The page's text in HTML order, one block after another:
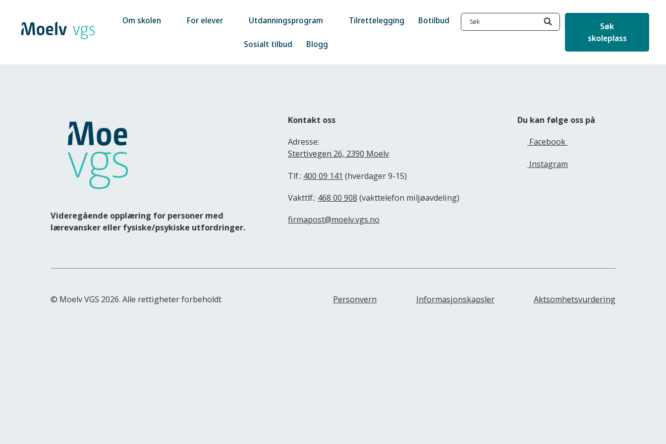
innhold
Om skolen For elever Utdanningsprogram Tilrettelegging Botilbud
Sosialt tilbud Blogg
Søk
skoleplass
Videregående opplæring for personer med
lærevansker eller fysiske/psykiske utfordringer.
Kontakt oss
Adresse:
Stertivegen 26, 2390 Moelv
Tlf.: 400 09 141 (hverdager 9-15)
Vakttlf.: 468 00 908 (vakttelefon miljøavdeling)
firmapost@moelv.vgs.no
Du kan følge oss på
Facebook
Instagram
© Moelv VGS 2026. Alle rettigheter forbeholdt Personvern Informasjonskapsler Aktsomhetsvurdering